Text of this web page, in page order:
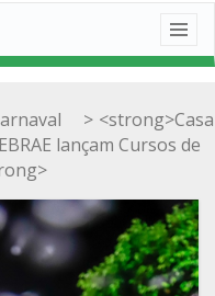
> <strong>Casa
lançam Cursos de